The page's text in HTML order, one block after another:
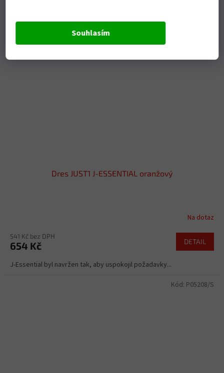
Souhlasím
Dres JUST1 J-ESSENTIAL oranžový
Na dotaz
541 Kč bez DPH
654 Kč DETAIL
J-Essential byl navržen tak, aby uspokojil požadavky...
Kód: P05208/S